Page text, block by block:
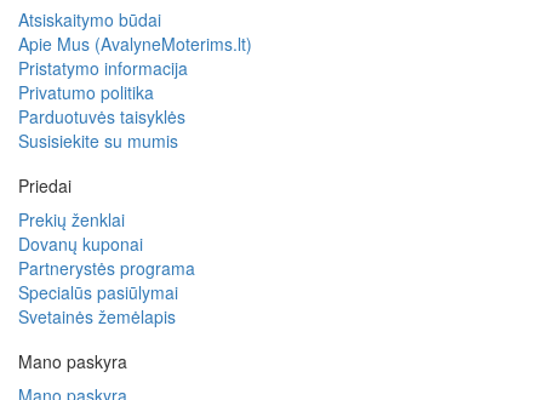
Atsiskaitymo būdai
Apie Mus (AvalyneMoterims.lt)
Pristatymo informacija
Privatumo politika
Parduotuvės taisyklės
Susisiekite su mumis
Priedai
Prekių ženklai
Dovanų kuponai
Partnerystės programa
Specialūs pasiūlymai
Svetainės žemėlapis
Mano paskyra
Mano paskyra